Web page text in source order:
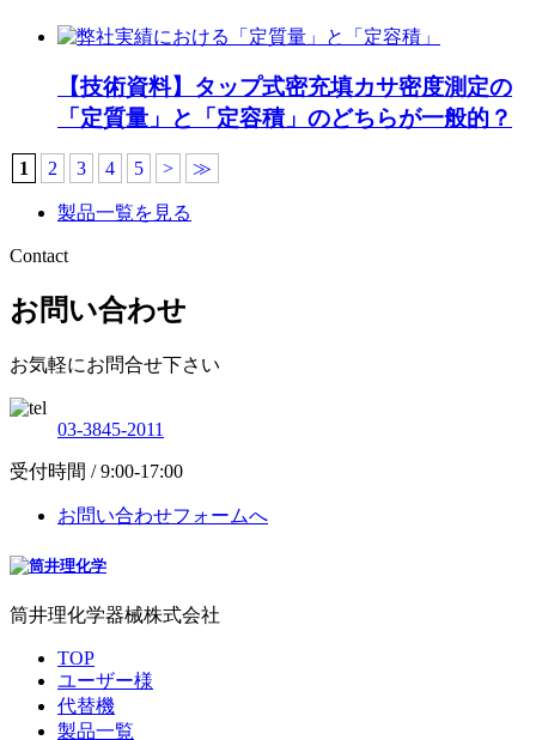
【技術資料】タップ式密充填カサ密度測定の
「定質量」と「定容積」のどちらが一般的？
1 2 3 4 5 > ≫
製品一覧を見る
Contact
お問い合わせ
お気軽にお問合せ下さい
03-3845-2011
受付時間 / 9:00-17:00
お問い合わせフォームへ
筒井理化学器械株式会社
TOP
ユーザー様
代替機
製品一覧